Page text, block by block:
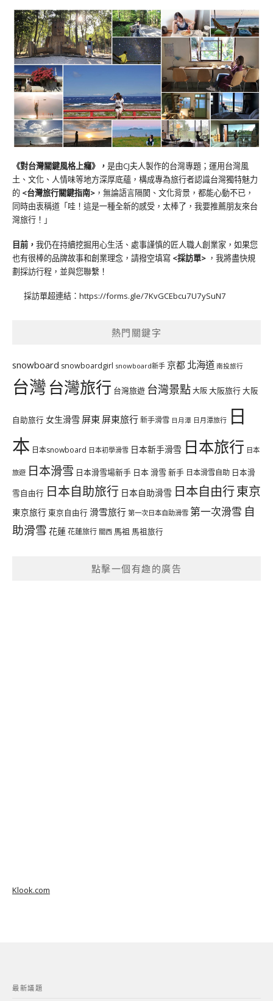
《對台灣關鍵風格上癮》 ， 是由CJ夫人製作的台灣專題；運用台灣風
土、文化、人情味等地方深厚底蘊，構成專為旅行者認識台灣獨特魅力
的 <台灣旅行關鍵指南> ，無論語言隔閡、文化背景，都能心動不已，
同時由衷稱道「哇！這是一種全新的感受，太棒了，我要推薦朋友來台
灣旅行！」
目前， 我仍在持續挖掘用心生活、處事謹慎的匠人職人創業家，如果您
也有很棒的品牌故事和創業理念，請撥空填寫 <採訪單> ，我將盡快規
劃採訪行程，並與您聯繫！
採訪單超連結： https://forms.gle/7KvGCEbcu7U7ySuN7
熱門關鍵字
snowboard snowboardgirl snowboard新手 京都 北海道 南投旅行
台灣台灣旅行 台灣旅遊 台灣景點大阪大阪旅行大阪
自助旅行 女生滑雪 屏東 屏東旅行新手滑雪 日月潭 日月潭旅行 日
本 日本snowboard 日本初學滑雪 日本新手滑雪 日本旅行 日本
旅遊 日本滑雪 日本滑雪場新手 日本 滑雪 新手 日本滑雪自助 日本滑
雪自由行 日本自助旅行 日本自助滑雪 日本自由行東京
東京旅行 東京自由行 滑雪旅行 第一次日本自助滑雪 第一次滑雪 自
助滑雪 花蓮花蓮旅行 關西 馬祖 馬祖旅行
點擊一個有趣的廣告
Klook.com
最新議題